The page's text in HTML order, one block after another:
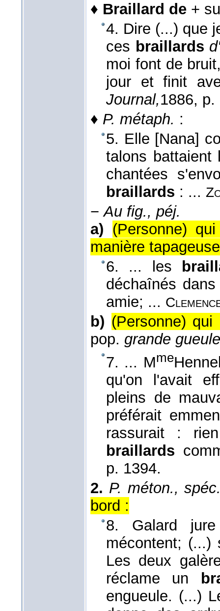
♦ Braillard de +
4. Dire (...) que
ces braillards
moi font de
jour et finit
Journal,1886, p.
♦ P. métaph. :
5. Elle [Nana]
talons battaient
chantées
braillards : ...
−Au fig., péj.
a) (Personne)
manière
6. ... les
déchaînés
amie; ...
b) (Personne)
pop. grande gueule
7. ... Mme
qu'on l'avait
pleins de
préférait
rassurait :
braillards
p. 1394.
2. P. méton.,
bord :
8. Galard
mécontent; (...)
Les deux
réclame un
engueule. (...)